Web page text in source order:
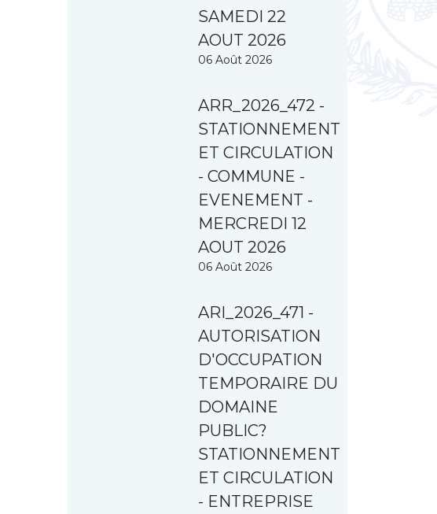
SAMEDI 22
AOUT 2026
06 Août 2026
ARR_2026_472 -
STATIONNEMENT
ET CIRCULATION
- COMMUNE -
EVENEMENT -
MERCREDI 12
AOUT 2026
06 Août 2026
ARI_2026_471 -
AUTORISATION
D'OCCUPATION
TEMPORAIRE DU
DOMAINE
PUBLIC?
STATIONNEMENT
ET CIRCULATION
- ENTREPRISE